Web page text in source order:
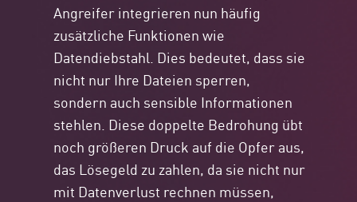
Angreifer integrieren nun häufig
zusätzliche Funktionen wie
Datendiebstahl. Dies bedeutet, dass sie
nicht nurIhre Dateien sperren,
sondern auch sensible Informationen
stehlen. Diese doppelte Bedrohung übt
noch größeren Druck auf die Opfer aus,
das Lösegeld zu zahlen, da sie nicht nur
mit Datenverlust rechnen müssen,